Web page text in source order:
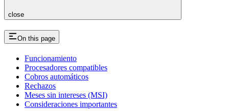
close
On this page
Funcionamiento
Procesadores compatibles
Cobros automáticos
Rechazos
Meses sin intereses (MSI)
Consideraciones importantes